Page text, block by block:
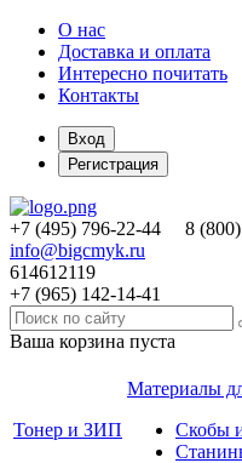
О нас
Доставка и оплата
Интересно почитать
Контакты
Вход
Регистрация
+7 (495) 796-22-44 8 (800)
info@bigcmyk.ru
614612119
+7 (965) 142-14-41
Ваша корзина пуста
Тонер и ЗИП
Материалы
Скобы